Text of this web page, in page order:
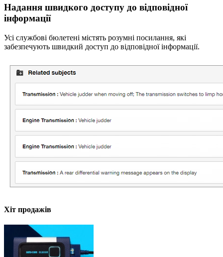
Надання швидкого доступу до відповідної
інформації
Усі службові бюлетені містять розумні посилання, які
забезпечують швидкий доступ до відповідної інформації.
Хіт продажів